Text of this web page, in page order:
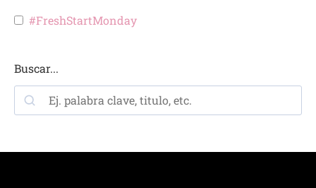
#FreshStartMonday
Buscar...